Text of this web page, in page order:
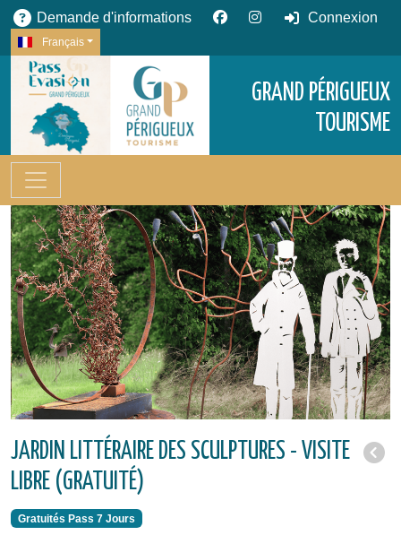
Demande d'informations Connexion
Français
GRAND PÉRIGUEUX
TOURISME
JARDIN LITTÉRAIRE DES SCULPTURES - VISITE
LIBRE (GRATUITÉ)
Gratuités Pass 7 Jours